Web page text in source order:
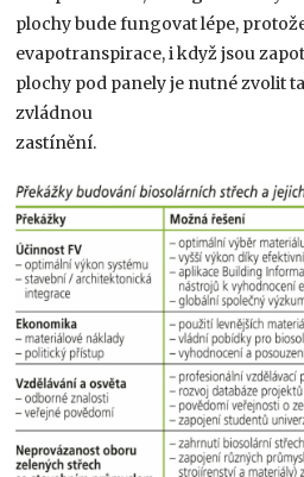
plochy bude fungovat lépe,
evapotranspirace, i když jsou
plochy pod panely je nutné zvolit
zvládnou
zastínění.